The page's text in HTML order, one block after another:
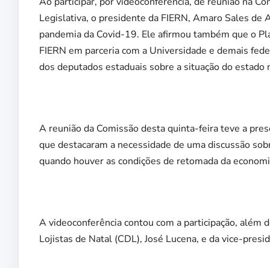
Legislativa, o presidente da FIERN, Amaro Sales de
pandemia da Covid-19. Ele afirmou também que o
FIERN em parceria com a Universidade e demais
dos deputados estaduais sobre a situação do estado
A reunião da Comissão desta quinta-feira teve a
que destacaram a necessidade de uma discussão
quando houver as condições de retomada da
A videoconferência contou com a participação, além
Lojistas de Natal (CDL), José Lucena, e da vice-